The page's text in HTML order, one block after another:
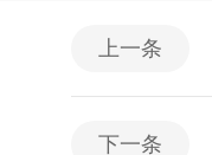
上一条
下一条